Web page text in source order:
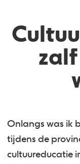
Onlangs was ik
tijdens de
cultuureducatie